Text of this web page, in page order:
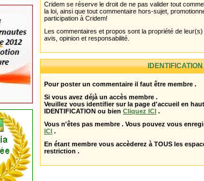
Cridem se réserve le droit de ne pas valider tout
la loi, ainsi que tout commentaire hors-sujet,
participation à Cridem!
Les commentaires et propos sont la propriété de
avis, opinion et responsabilité.
IDENTIFICATION
Pour poster un commentaire il faut être membre .
Si vous avez déjà un accès membre .
Veuillez vous identifier sur la page d'accueil en
IDENTIFICATION ou bien Cliquez ICI .
Vous n'êtes pas membre . Vous pouvez vous
ICI .
En étant membre vous accèderez à TOUS les
restriction .